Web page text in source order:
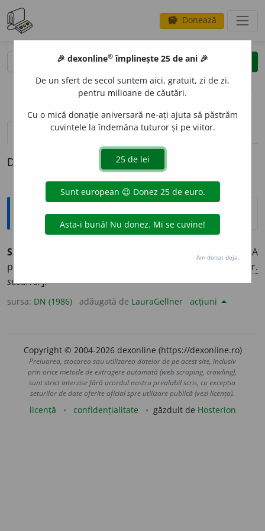
savings Donează
clear
opțiuni
definiții (1)
Definiția cu ID-ul 440901:
Explicative DEX
SUSUR
) A
produce un zgomot lin și continuu. [P.i. 3
fr.
susurrer].
sursa: DN (1986) adăugată de LauraGellner acțiuni
Copyright © 2004-2026 dexonline (https://dexonline.ro)
Preluarea, stocarea sau utilizarea datelor de pe acest site, inclusiv
prin orice metode de extragere automată (web scraping, crawling),
sunt strict interzise fără acordul nostru prealabil scris, cu excepția
seturilor de date oferite oficial spre utilizare publică (vezi licența).
licență confidențialitate găzduit de Hosterion
🎉 dexonline® împlinește 25 de ani 🎉
De un sfert de secol suntem aici, gratuit, zi de zi,
pentru milioane de căutări.
Cu o mică donație aniversară ne-ați ajuta să păstrăm
cuvintele la îndemâna tuturor și pe viitor.
Am donat deja.